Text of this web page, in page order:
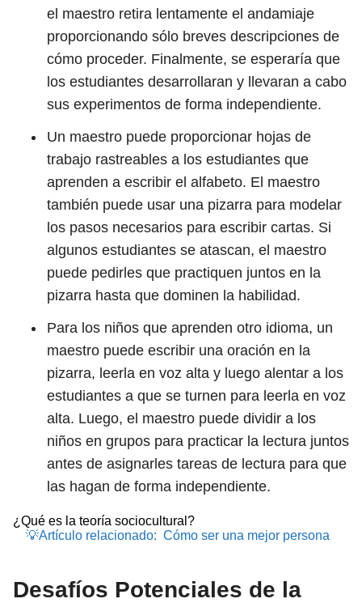
el maestro retira lentamente el andamiaje
proporcionando sólo breves descripciones de
cómo proceder. Finalmente, se esperaría que
los estudiantes desarrollaran y llevaran a cabo
sus experimentos de forma independiente.
Un maestro puede proporcionar hojas de
trabajo rastreables a los estudiantes que
aprenden a escribir el alfabeto. El maestro
también puede usar una pizarra para modelar
los pasos necesarios para escribir cartas. Si
algunos estudiantes se atascan, el maestro
puede pedirles que practiquen juntos en la
pizarra hasta que dominen la habilidad.
Para los niños que aprenden otro idioma, un
maestro puede escribir una oración en la
pizarra, leerla en voz alta y luego alentar a los
estudiantes a que se turnen para leerla en voz
alta. Luego, el maestro puede dividir a los
niños en grupos para practicar la lectura juntos
antes de asignarles tareas de lectura para que
las hagan de forma independiente.
¿Qué es la teoría sociocultural?
💡Artículo relacionado: Cómo ser una mejor persona
Desafíos Potenciales de la